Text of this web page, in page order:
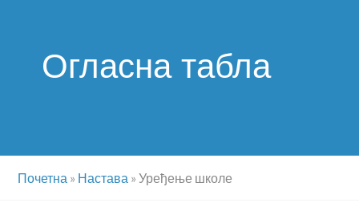
Огласна табла
Почетна » Настава »Уређење школе